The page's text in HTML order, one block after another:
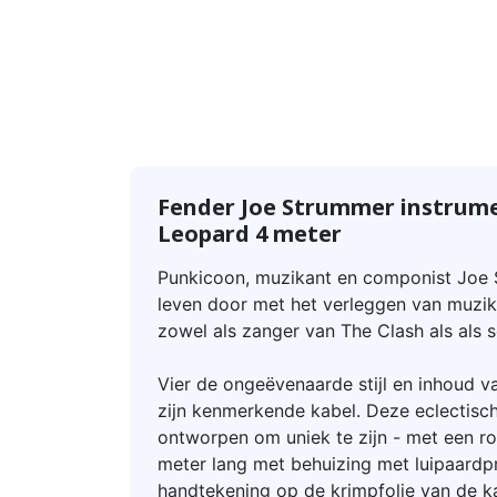
Fender Joe Strummer
Leopard 4 meter
Punkicoon, muzikant en componist Joe
leven door met het verleggen van
zowel als zanger van The Clash als als
Vier de ongeëvenaarde stijl en inhoud
zijn kenmerkende kabel. Deze
ontworpen om uniek te zijn - met een
meter lang met behuizing met
handtekening op de krimpfolie van de